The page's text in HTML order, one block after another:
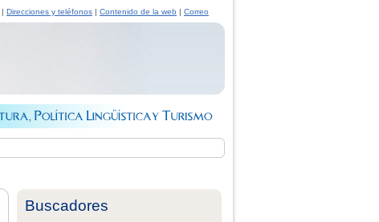
| Direcciones y teléfonos | Contenido de la web | Correo
Buscadores